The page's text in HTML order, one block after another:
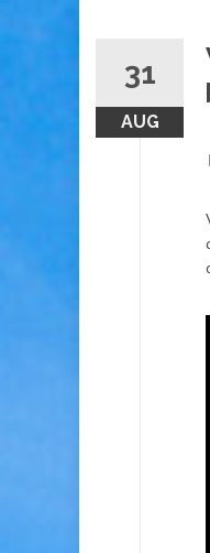
31
AUG